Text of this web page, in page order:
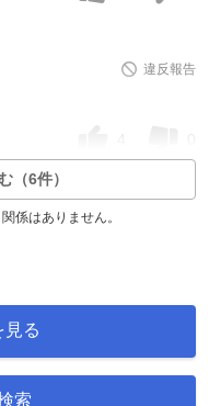
違反報告
（6件）
係はありません。
見る
索